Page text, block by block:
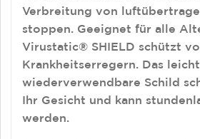
Verbreitung von
stoppen. Geeignet für alle
Virustatic® SHIELD schützt
Krankheitserregern. Das
wiederverwendbare Schild
Ihr Gesicht und kann
werden.